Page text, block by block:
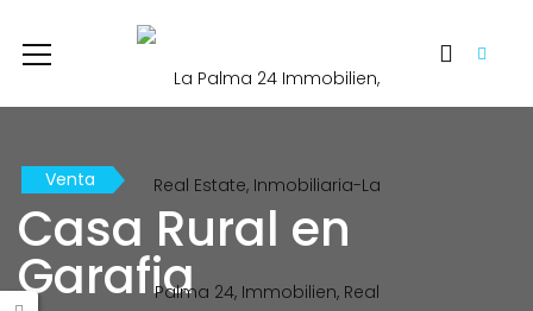
Venta
Casa Rural en
Garafia